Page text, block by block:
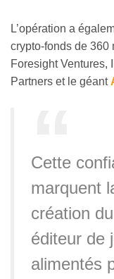
L’opération a
crypto-fonds de 360
Foresight Ventures,
Partners et le géant
Cette
marquent
création
éditeur de
alimentés